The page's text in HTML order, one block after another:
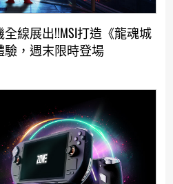
線展出!!MSI打造《龍魂城
，週末限時登場